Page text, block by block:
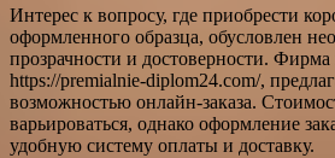
Интерес к вопросу, где приобрести
оформленного образца, обусловлен
прозрачности и достоверности. Фирма
https://premialnie-diplom24.com/,
возможностью онлайн-заказа.
варьироваться, однако оформление
удобную систему оплаты и доставку.